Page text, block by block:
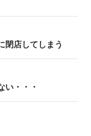
閉店してしまう
い・・・